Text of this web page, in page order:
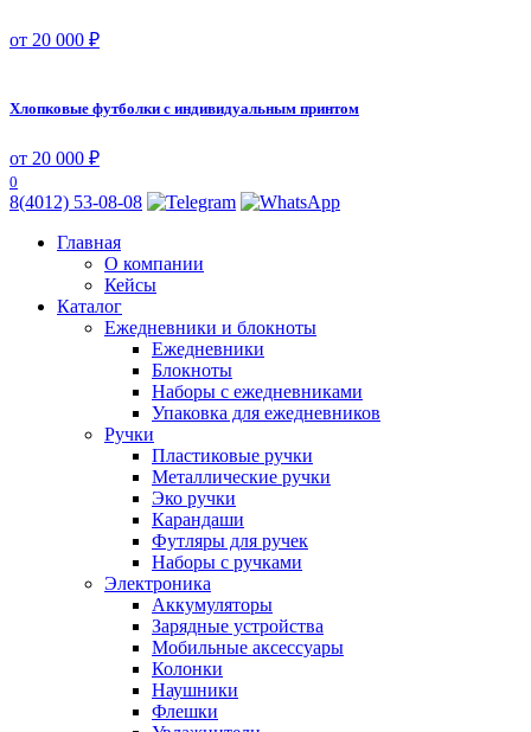
от 20 000 ₽
Хлопковые футболки с индивидуальным принтом
от 20 000 ₽
0
8(4012) 53-08-08
Главная
О компании
Кейсы
Каталог
Ежедневники и блокноты
Ежедневники
Блокноты
Наборы с ежедневниками
Упаковка для ежедневников
Ручки
Пластиковые ручки
Металлические ручки
Эко ручки
Карандаши
Футляры для ручек
Наборы с ручками
Электроника
Аккумуляторы
Зарядные устройства
Мобильные аксессуары
Колонки
Наушники
Флешки